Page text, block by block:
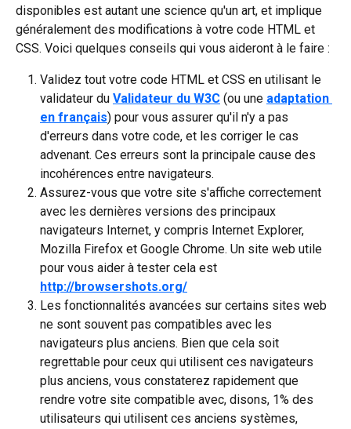
disponibles est autant une science qu'un art, et implique
généralement des modifications à votre code HTML et
CSS. Voici quelques conseils qui vous aideront à le faire :
Validez tout votre code HTML et CSS en utilisant le
validateur du Validateur du W3C (ou une adaptation
en français) pour vous assurer qu'il n'y a pas
d'erreurs dans votre code, et les corriger le cas
advenant. Ces erreurs sont la principale cause des
incohérences entre navigateurs.
Assurez-vous que votre site s'affiche correctement
avec les dernières versions des principaux
navigateurs Internet, y compris Internet Explorer,
Mozilla Firefox et Google Chrome. Un site web utile
pour vous aider à tester cela est
http://browsershots.org/
Les fonctionnalités avancées sur certains sites web
ne sont souvent pas compatibles avec les
navigateurs plus anciens. Bien que cela soit
regrettable pour ceux qui utilisent ces navigateurs
plus anciens, vous constaterez rapidement que
rendre votre site compatible avec, disons, 1% des
utilisateurs qui utilisent ces anciens systèmes,